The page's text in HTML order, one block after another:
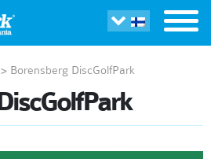
> Borensberg DiscGolfPark